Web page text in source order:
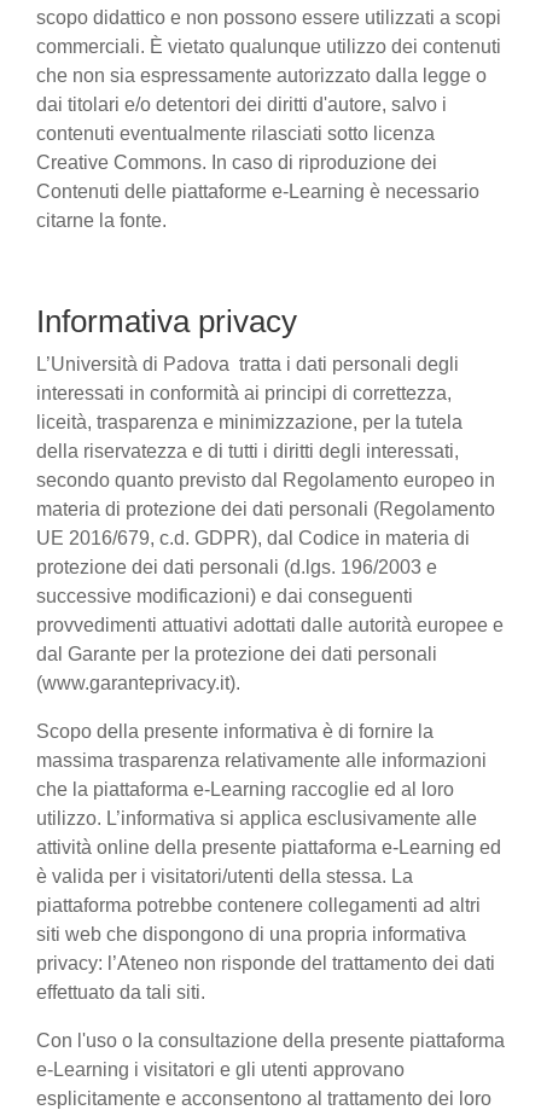
scopo didattico e non possono essere utilizzati a scopi
commerciali. È vietato qualunque utilizzo dei contenuti
che non sia espressamente autorizzato dalla legge o
dai titolari e/o detentori dei diritti d'autore, salvo i
contenuti eventualmente rilasciati sotto licenza
Creative Commons. In caso di riproduzione dei
Contenuti delle piattaforme e-Learning è necessario
citarne la fonte.
Informativa privacy
L’Università di Padova tratta i dati personali degli
interessati in conformità ai principi di correttezza,
liceità, trasparenza e minimizzazione, per la tutela
della riservatezza e di tutti i diritti degli interessati,
secondo quanto previsto dal Regolamento europeo in
materia di protezione dei dati personali (Regolamento
UE 2016/679, c.d. GDPR), dal Codice in materia di
protezione dei dati personali (d.lgs. 196/2003 e
successive modificazioni) e dai conseguenti
provvedimenti attuativi adottati dalle autorità europee e
dal Garante per la protezione dei dati personali
(www.garanteprivacy.it).
Scopo della presente informativa è di fornire la
massima trasparenza relativamente alle informazioni
che la piattaforma e-Learning raccoglie ed al loro
utilizzo. L’informativa si applica esclusivamente alle
attività online della presente piattaforma e-Learning ed
è valida per i visitatori/utenti della stessa. La
piattaforma potrebbe contenere collegamenti ad altri
siti web che dispongono di una propria informativa
privacy: l’Ateneo non risponde del trattamento dei dati
effettuato da tali siti.
Con l'uso o la consultazione della presente piattaforma
e-Learning i visitatori e gli utenti approvano
esplicitamente e acconsentono al trattamento dei loro